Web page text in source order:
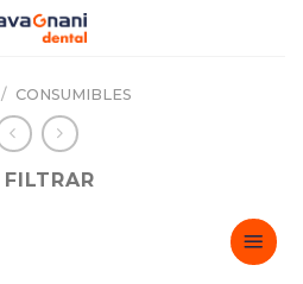
/ CONSUMIBLES
FILTRAR